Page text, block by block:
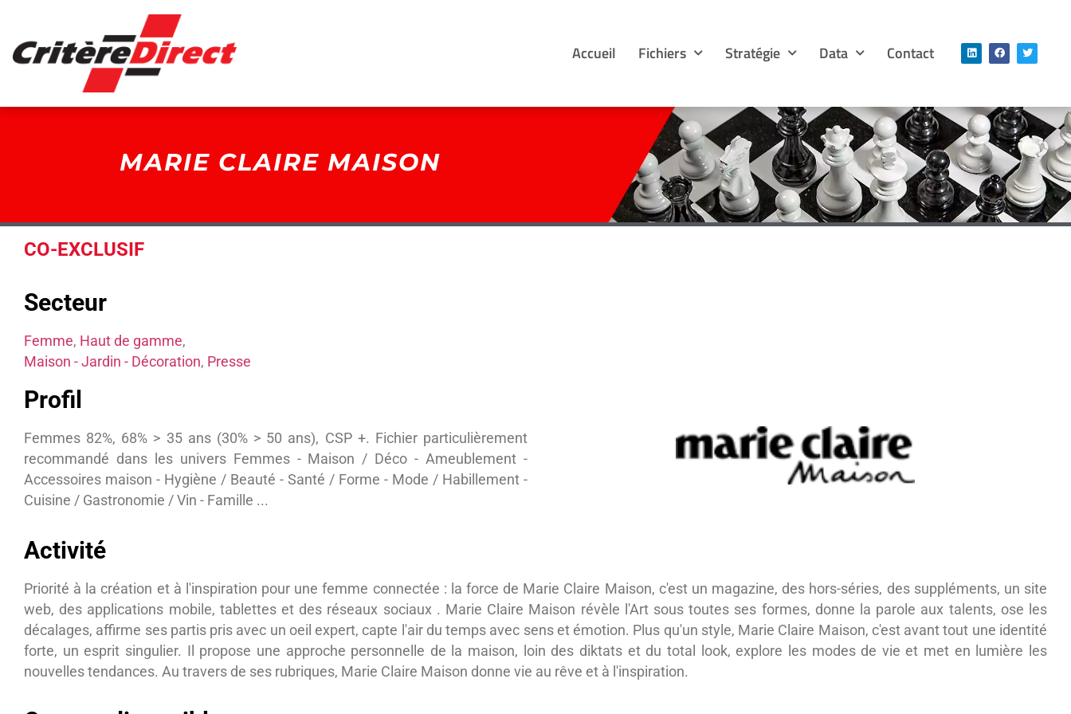
Accueil Fichiers Stratégie Data Contact
MARIE CLAIRE MAISON
CO-EXCLUSIF
Secteur
Femme, Haut de gamme,
Maison - Jardin - Décoration, Presse
Profil
Femmes 82%, 68% > 35 ans (30% > 50 ans), CSP +. Fichier particulièrement
recommandé dans les univers Femmes - Maison / Déco - Ameublement -
Accessoires maison - Hygiène / Beauté - Santé / Forme - Mode / Habillement -
Cuisine / Gastronomie / Vin - Famille ...
Activité
Priorité à la création et à l'inspiration pour une femme connectée : la force de Marie Claire Maison, c'est un magazine, des hors-séries, des suppléments, un site
web, des applications mobile, tablettes et des réseaux sociaux . Marie Claire Maison révèle l'Art sous toutes ses formes, donne la parole aux talents, ose les
décalages, affirme ses partis pris avec un oeil expert, capte l'air du temps avec sens et émotion. Plus qu'un style, Marie Claire Maison, c'est avant tout une identité
forte, un esprit singulier. Il propose une approche personnelle de la maison, loin des diktats et du total look, explore les modes de vie et met en lumière les
nouvelles tendances. Au travers de ses rubriques, Marie Claire Maison donne vie au rêve et à l'inspiration.
Panneau de gestion des cookies